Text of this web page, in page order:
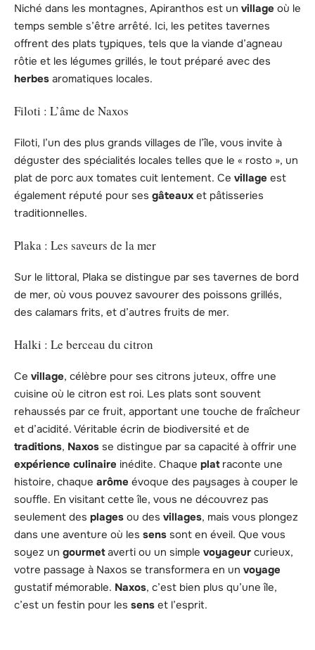
Niché dans les montagnes, Apiranthos est un village où le
temps semble s’être arrêté. Ici, les petites tavernes
offrent des plats typiques, tels que la viande d’agneau
rôtie et les légumes grillés, le tout préparé avec des
herbes aromatiques locales.
Filoti : L’âme de Naxos
Filoti, l’un des plus grands villages de l’île, vous invite à
déguster des spécialités locales telles que le « rosto », un
plat de porc aux tomates cuit lentement. Ce village est
également réputé pour ses gâteaux et pâtisseries
traditionnelles.
Plaka : Les saveurs de la mer
Sur le littoral, Plaka se distingue par ses tavernes de bord
de mer, où vous pouvez savourer des poissons grillés,
des calamars frits, et d’autres fruits de mer.
Halki : Le berceau du citron
Ce village, célèbre pour ses citrons juteux, offre une
cuisine où le citron est roi. Les plats sont souvent
rehaussés par ce fruit, apportant une touche de fraîcheur
et d’acidité. Véritable écrin de biodiversité et de
traditions, Naxos se distingue par sa capacité à offrir une
expérience culinaire inédite. Chaque platraconte une
histoire, chaque arôme évoque des paysages à couper le
souffle. En visitant cette île, vous ne découvrez pas
seulement des plages ou des villages, mais vous plongez
dans une aventure où les sens sont en éveil. Que vous
soyez un gourmetaverti ou un simple voyageur curieux,
votre passage à Naxos se transformera en un voyage
gustatif mémorable. Naxos, c’est bien plus qu’une île,
c’est un festin pour les sens et l’esprit.